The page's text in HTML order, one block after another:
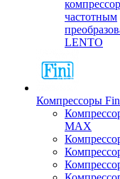
частотным
LENTO
Компрессоры
MAX